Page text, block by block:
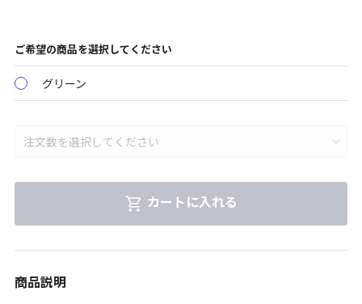
ご希望の商品を選択してください
グリーン
カートに入れる
商品説明